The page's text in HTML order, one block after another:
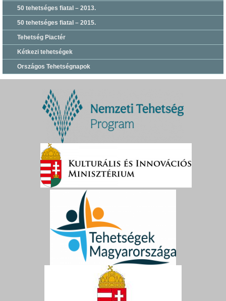
50 tehetséges fiatal – 2013.
50 tehetséges fiatal – 2015.
Tehetség Piactér
Kétkezi tehetségek
Országos Tehetségnapok